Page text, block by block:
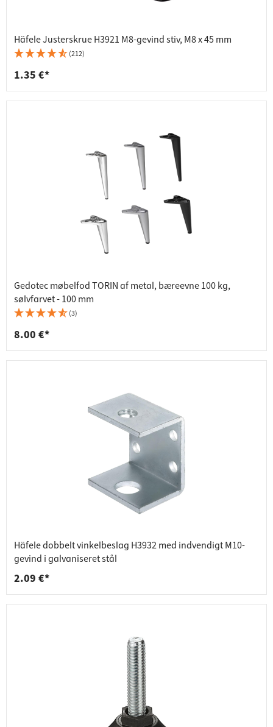
Häfele Justerskrue H3921 M8-gevind stiv, M8 x 45 mm
(212)
1.35 €*
Gedotec møbelfod TORIN af metal, bæreevne 100 kg,
sølvfarvet - 100 mm
(3)
8.00 €*
Häfele dobbelt vinkelbeslag H3932 med indvendigt M10-
gevind i galvaniseret stål
2.09 €*